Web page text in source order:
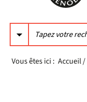
Vous êtes ici : Accueil/